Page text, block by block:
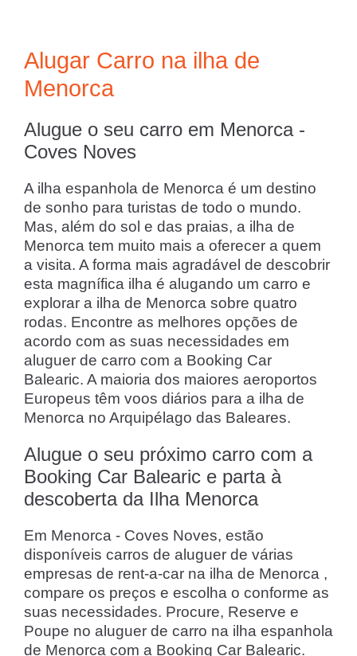
Alugar Carro na ilha de
Menorca
Alugue o seu carro em Menorca -
Coves Noves
A ilha espanhola de Menorca é um destino
de sonho para turistas de todo o mundo.
Mas, além do sol e das praias, a ilha de
Menorca tem muito mais a oferecer a quem
a visita. A forma mais agradável de descobrir
esta magnífica ilha é alugando um carro e
explorar a ilha de Menorca sobre quatro
rodas. Encontre as melhores opções de
acordo com as suas necessidades em
aluguer de carro com a Booking Car
Balearic. A maioria dos maiores aeroportos
Europeus têm voos diários para a ilha de
Menorca no Arquipélago das Baleares.
Alugue o seu próximo carro com a
Booking Car Balearic e parta à
descoberta da Ilha Menorca
Em Menorca - Coves Noves, estão
disponíveis carros de aluguer de várias
empresas de rent-a-car na ilha de Menorca ,
compare os preços e escolha o conforme as
suas necessidades. Procure, Reserve e
Poupe no aluguer de carro na ilha espanhola
de Menorca com a Booking Car Balearic.